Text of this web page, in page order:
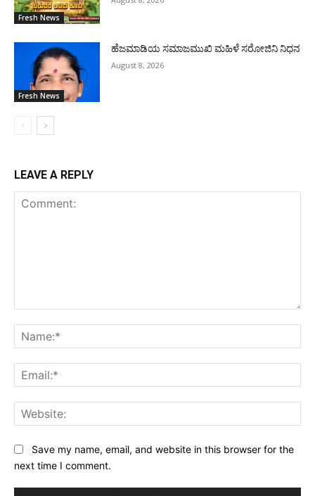
Fresh News
Fresh News
ಹೆಜಮಾಡಿಯ ಸಮಾಜಮುಖಿ ಮಹಿಳೆ ಸರೋಜಿನಿ ನಿಧನ
August 8, 2026
LEAVE A REPLY
Save my name, email, and website in this browser for the
next time I comment.